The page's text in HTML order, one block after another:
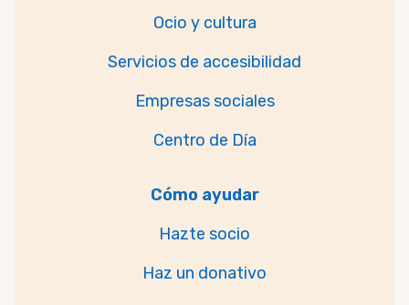
Ocio y cultura
Servicios de accesibilidad
Empresas sociales
Centro de Día
Cómo ayudar
Hazte socio
Haz un donativo